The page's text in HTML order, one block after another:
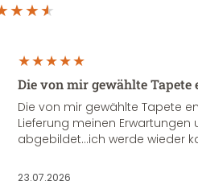
Die von mir gewählte
Die von mir gewählte Tapete
Lieferung meinen Erwartungen
abgebildet...ich werde wieder
23.07.2026